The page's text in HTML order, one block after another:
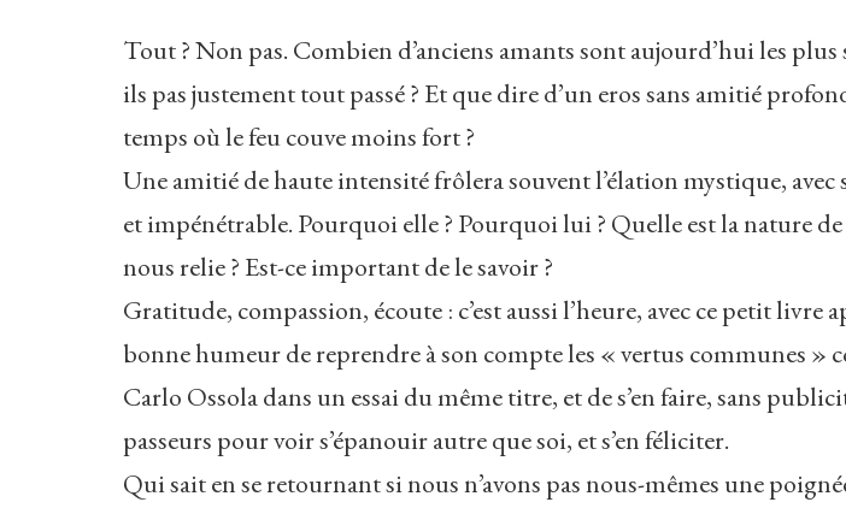
Tout ? Non pas. Combien d’anciens amants sont aujourd’hui les plus
ils pas justement tout passé ? Et que dire d’un eros sans amitié
temps où le feu couve moins fort ?
Une amitié de haute intensité frôlera souvent l’élation mystique, avec
et impénétrable. Pourquoi elle ? Pourquoi lui ? Quelle est la nature
nous relie ? Est-ce important de le savoir ?
Gratitude, compassion, écoute : c’est aussi l’heure, avec ce petit livre
bonne humeur de reprendre à son compte les « vertus communes »
Carlo Ossola dans un essai du même titre, et de s’en faire, sans
passeurs pour voir s’épanouir autre que soi, et s’en féliciter.
Qui sait en se retournant si nous n’avons pas nous-mêmes une